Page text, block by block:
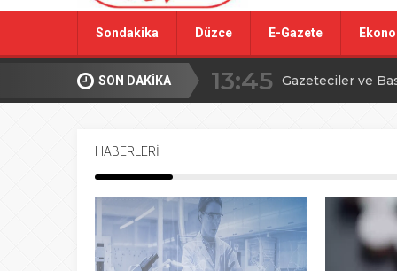
Sondakika Düzce E-Gazete
SON DAKİKA 13:45 Gazeteciler ve
00:39 Ahmet
16:09 TBMM’de
HABERLERİ